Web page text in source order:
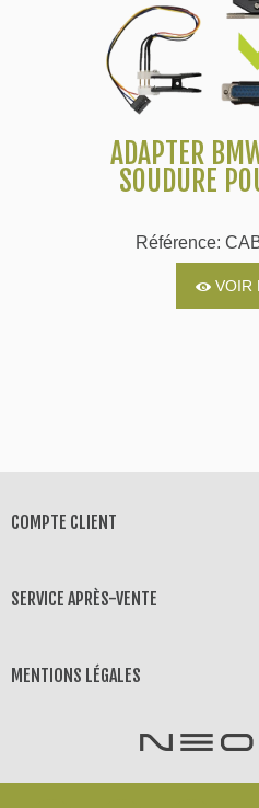
ADAPTER
SOUDURE
Référence:
VOIR
COMPTE CLIENT
SERVICE APRÈS-VENTE
MENTIONS LÉGALES